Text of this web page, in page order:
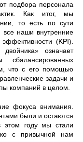
подбора персонала
Как итог, мы
то есть по сути
все наши внутренние
(KPI).
означает
что с его помощью
задачи и
компаний в целом.
фокуса внимания.
были и остаются
этом году мы стали
с привычной нам